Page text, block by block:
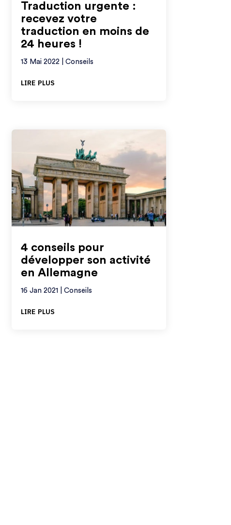
Traduction urgente :
recevez votre
traduction en moins de
24 heures !
13 Mai 2022| Conseils
lire plus
4 conseils pour
développer son activité
en Allemagne
16 Jan 2021 Conseils
lire plus